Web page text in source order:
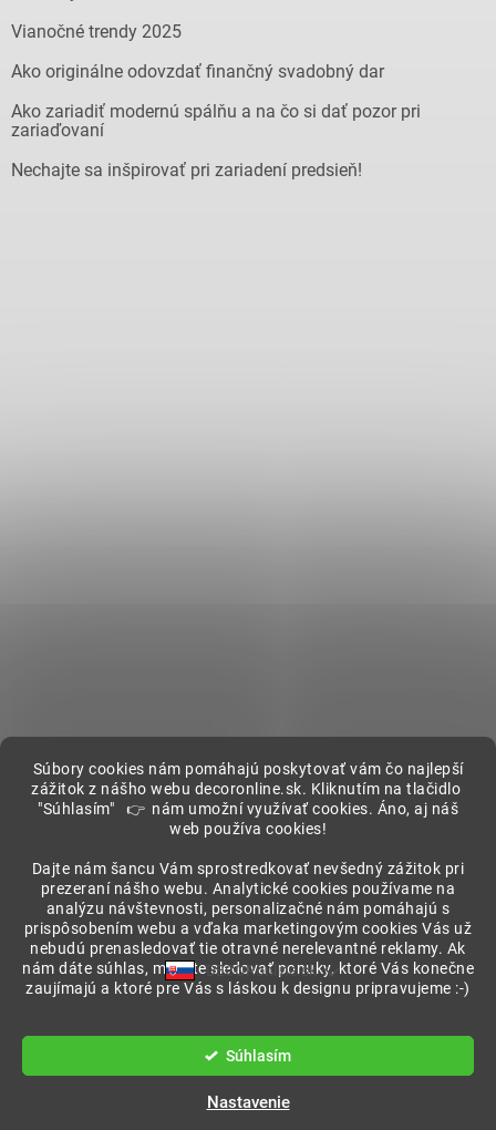
Súbory cookies nám pomáhajú poskytovať vám čo najlepší
zážitok z nášho webu decoronline.sk. Kliknutím na tlačidlo
"Súhlasím" 👉 nám umožní využívať cookies. Áno, aj náš
web používa cookies!
Dajte nám šancu Vám sprostredkovať nevšedný zážitok pri
prezeraní nášho webu. Analytické cookies používame na
analýzu návštevnosti, personalizačné nám pomáhajú s
prispôsobením webu a vďaka marketingovým cookies Vás už
nebudú prenasledovať tie otravné nerelevantné reklamy. Ak
nám dáte súhlas, môžete sledovať ponuky, ktoré Vás konečne
zaujímajú a ktoré pre Vás s láskou k designu pripravujeme :-)
Súhlasím
Nastavenie
Vianočné trendy 2025
Ako originálne odovzdať finančný svadobný dar
Ako zariadiť modernú spálňu a na čo si dať pozor pri
zariaďovaní
Nechajte sa inšpirovať pri zariadení predsieň!
Showroom
DECORonline.sk